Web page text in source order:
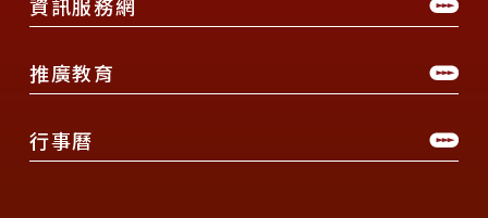
推廣教育
行事曆